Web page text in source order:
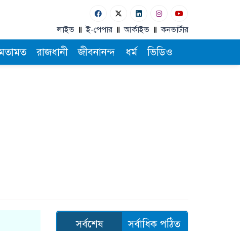
লাইভ ই-পেপার আর্কাইভ কনভার্টার
রাজধানী জীবনানন্দ ধর্ম ভিডিও
সর্বশেষ সর্বাধিক পঠিত